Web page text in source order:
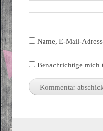
Name, E-Mail-
Benachrichtige mich